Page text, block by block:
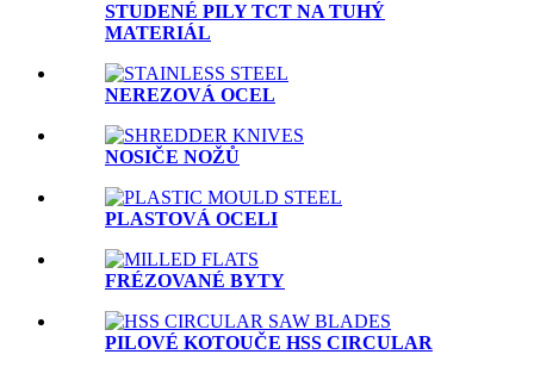
STUDENÉ PILY TCT NA TUHÝ
MATERIÁL
NEREZOVÁ OCEL
NOSIČE NOŽŮ
PLASTOVÁ OCELI
FRÉZOVANÉ BYTY
PILOVÉ KOTOUČE HSS CIRCULAR